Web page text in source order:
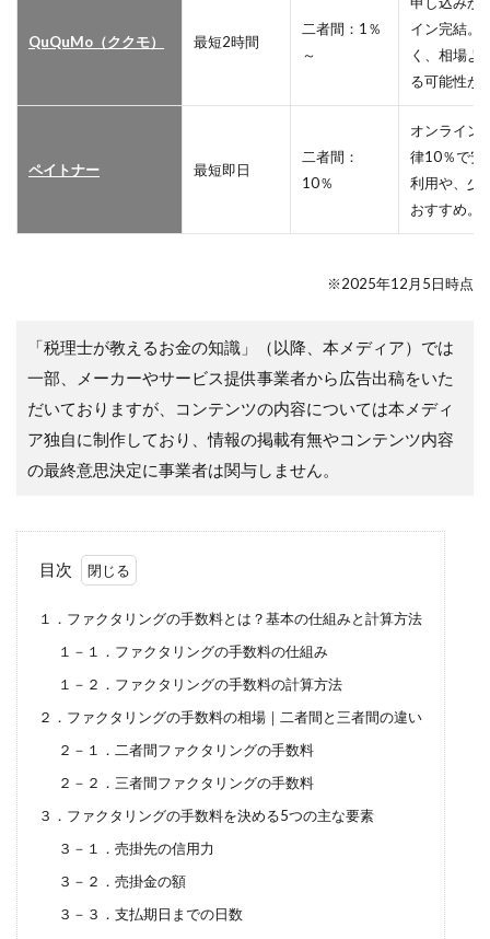
QuQuMo（ククモ） 最短2時間
二者間：1％
～
イン完結。
く、相場よ
る可能性が
ペイトナー 最短即日
二者間：
10％
オンライン
律10％で安
利用や、少
おすすめ。
※2025年12月5日時点
「税理士が教えるお金の知識」（以降、本メディア）では
一部、メーカーやサービス提供事業者から広告出稿をいた
だいておりますが、コンテンツの内容については本メディ
ア独自に制作しており、情報の掲載有無やコンテンツ内容
の最終意思決定に事業者は関与しません。
目次
１．ファクタリングの手数料とは？基本の仕組みと計算方法
１－１．ファクタリングの手数料の仕組み
１－２．ファクタリングの手数料の計算方法
２．ファクタリングの手数料の相場｜二者間と三者間の違い
２－１．二者間ファクタリングの手数料
２－２．三者間ファクタリングの手数料
３．ファクタリングの手数料を決める5つの主な要素
３－１．売掛先の信用力
３－２．売掛金の額
３－３．支払期日までの日数